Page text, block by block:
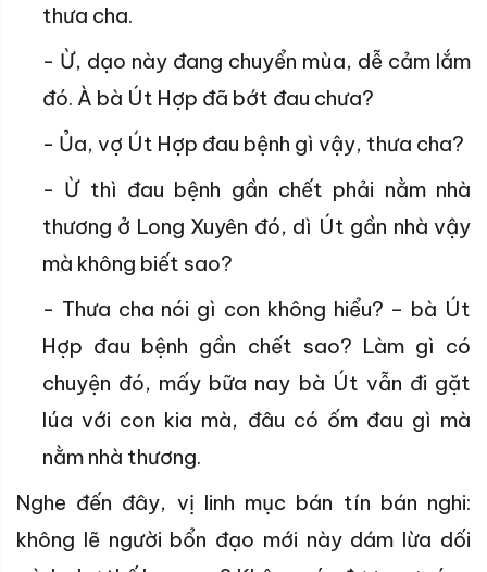
thưa cha.
- Ừ, dạo này đang chuyển mùa, dễ cảm lắm
đó. À bà Út Hợp đã bớt đau chưa?
- Ủa, vợ Út Hợp đau bệnh gì vậy, thưa cha?
- Ừ thì đau bệnh gần chết phải nằm nhà
thương ở Long Xuyên đó, dì Út gần nhà vậy
mà không biết sao?
- Thưa cha nói gì con không hiểu? – bà Út
Hợp đau bệnh gần chết sao? Làm gì có
chuyện đó, mấy bữa nay bà Út vẫn đi gặt
lúa với con kia mà, đâu có ốm đau gì mà
nằm nhà thương.
Nghe đến đây, vị linh mục bán tín bán nghi:
không lẽ người bổn đạo mới này dám lừa dối